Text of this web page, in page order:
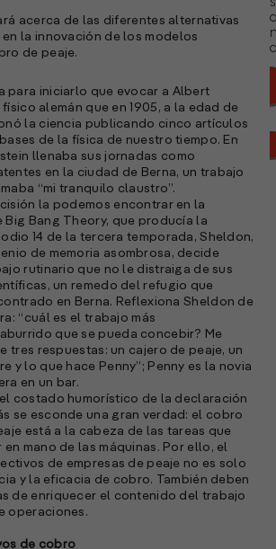
acerca de las diferentes alternativas
la innovación de los modelos
de peaje.
para iniciarlo que evocar a Albert
alemán que en 1905, a la edad de
la ciencia publicando cinco artículos
de la física de nuestro tiempo. En
llenaba sus jornadas como
en la ciudad de Berna, un trabajo
“mi tranquilo claustro”.
la podemos encontrar en la
Big Bang Theory, que producía la
14 de la tercera temporada, Sheldon,
de memoria asombrosa, decide
rutinario que no le distraiga de sus
un remedo del refugio que
en Berna. Reflexiona Sheldon de
“cuál es el trabajo más
que se pueda concebir? Me
tres respuestas: un cajero de peaje, un
y lo que hace Penny”; Penny es la novia
en un bar.
costado humorístico de la declaración
se esconde una gran verdad: el cobro
está a la cabeza de las tareas que
mano de las máquinas. Por ello, el
de empresas de peaje no es solo
y la eficacia de cobro. También deben
de enriquecer el contenido del trabajo
operaciones.
de cobro